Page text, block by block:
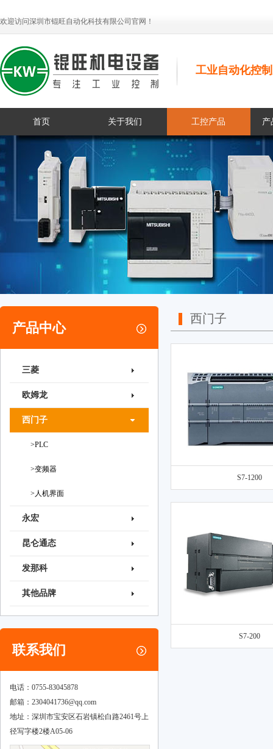
欢迎访问深圳市锟旺自动化科技有限公司官网！
工业自动化控
首页 关于我们 工控产品 产
产品中心
三菱
欧姆龙
西门子
>PLC
>变频器
>人机界面
永宏
昆仑通态
发那科
其他品牌
联系我们
电话：0755-83045878
邮箱： 2304041736@qq.com
地址：深圳市宝安区石岩镇松白路2461号上
径写字楼2楼A05-06
西门子
S7-1200
S7-200